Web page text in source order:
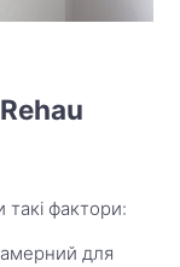
такі фактори:
для